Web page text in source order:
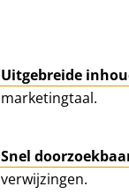
Uitgebreide
marketingtaal.
Snel
verwijzingen.